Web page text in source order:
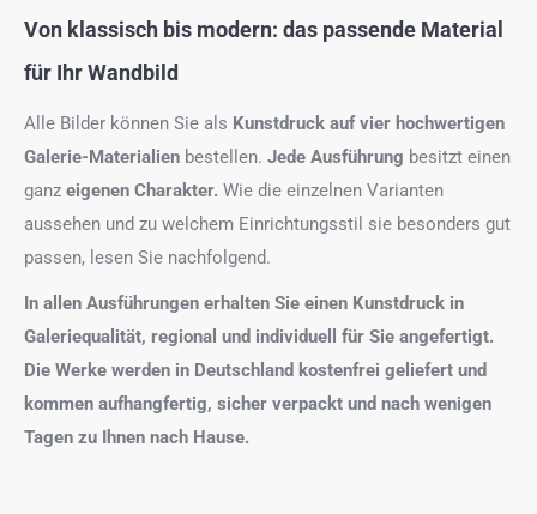
Von klassisch bis modern: das passende Material
für Ihr Wandbild
Alle Bilder können Sie als Kunstdruck auf vier hochwertigen
Galerie-Materialien bestellen. Jede Ausführung besitzt einen
ganz eigenen Charakter. Wie die einzelnen Varianten
aussehen und zu welchem Einrichtungsstil sie besonders gut
passen, lesen Sie nachfolgend.
In allen Ausführungen erhalten Sie einen Kunstdruck in
Galeriequalität, regional und individuell für Sie angefertigt.
Die Werke werden in Deutschland kostenfrei geliefert und
kommen aufhangfertig, sicher verpackt und nach wenigen
Tagen zu Ihnen nach Hause.